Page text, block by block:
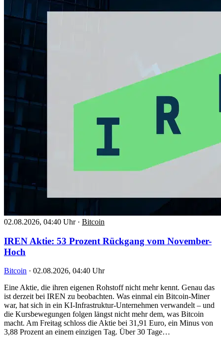
02.08.2026, 04:40 Uhr · Bitcoin
IREN Aktie: 53 Prozent Rückgang vom November-
Hoch
Bitcoin · 02.08.2026, 04:40 Uhr
Eine Aktie, die ihren eigenen Rohstoff nicht mehr kennt. Genau das
ist derzeit bei IREN zu beobachten. Was einmal ein Bitcoin-Miner
war, hat sich in ein KI-Infrastruktur-Unternehmen verwandelt – und
die Kursbewegungen folgen längst nicht mehr dem, was Bitcoin
macht. Am Freitag schloss die Aktie bei 31,91 Euro, ein Minus von
3,88 Prozent an einem einzigen Tag. Über 30 Tage…